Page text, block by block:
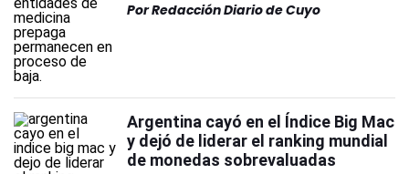
PorRedacción Diario de Cuyo
Argentina cayó en el Índice Big Mac
y dejó de liderar el ranking mundial
de monedas sobrevaluadas